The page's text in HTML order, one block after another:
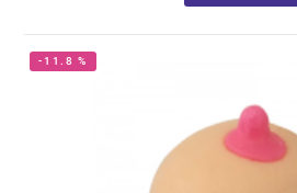
-11.8 %